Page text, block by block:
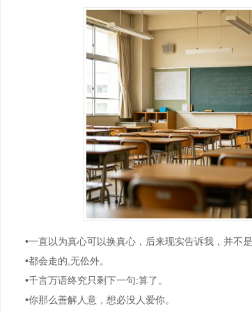
•一直以为真心可以换真心，后来现实告诉我，并不
•都会走的,无伀外。
•千言万语终究只剩下一句:算了。
•你那么善解人意，想必没人爱你。